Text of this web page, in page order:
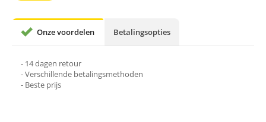
Onze voordelen Betalingsopties
- 14 dagen retour
- Verschillende betalingsmethoden
- Beste prijs